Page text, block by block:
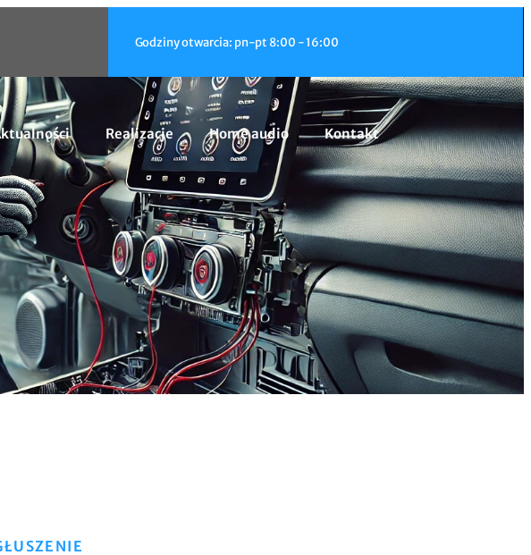
Godziny otwarcia: pn-pt 8:00 - 16:00
Realizacje Home audio Kontakt